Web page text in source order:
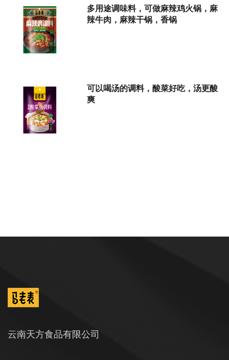
多用途调味料，可做麻辣鸡火锅，麻
辣牛肉，麻辣干锅，香锅
可以喝汤的调料，酸菜好吃，汤更酸
爽
云南天方食品有限公司